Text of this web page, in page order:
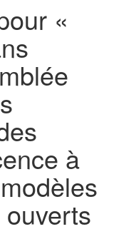
«
à